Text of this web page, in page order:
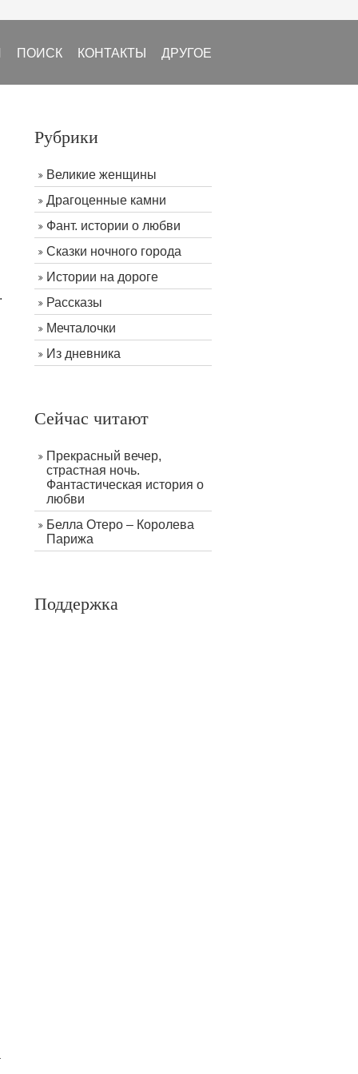
ПОИСК КОНТАКТЫ ДРУГОЕ
Рубрики
Великие женщины
Драгоценные камни
Фант. истории о любви
Сказки ночного города
Истории на дороге
Рассказы
Мечталочки
Из дневника
Сейчас читают
Прекрасный вечер,
страстная ночь.
Фантастическая история о
любви
Белла Отеро – Королева
Парижа
Поддержка